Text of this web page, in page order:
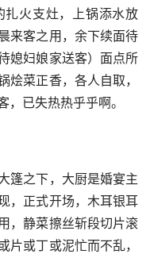
扎火支灶，上锅添水放
来客之用，余下续面待
媳妇娘家送客）面点所
烩菜正香，各人自取，
已失热热乎乎啊。
篷之下，大厨是婚宴主
，正式开场，木耳银耳
，静菜擦丝斩段切片滚
片或丁或泥忙而不乱，